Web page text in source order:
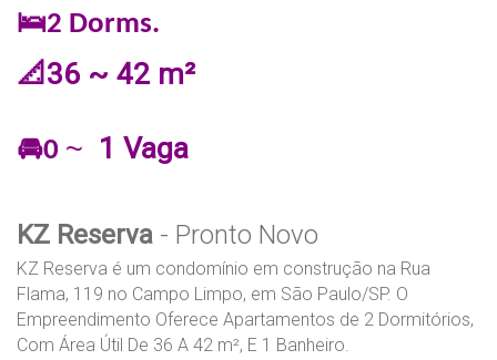
🛌2 Dorms.
📐36 ~ 42 m²
🚘0 ~ 1 Vaga
KZ Reserva - Pronto Novo
KZ Reserva é um condomínio em construção na Rua
Flama, 119 no Campo Limpo, em São Paulo/SP. O
Empreendimento Oferece Apartamentos de 2 Dormitórios,
Com Área Útil De 36 A 42 m², E 1 Banheiro.